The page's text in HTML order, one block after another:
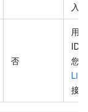
入
否
用
ID
您
接